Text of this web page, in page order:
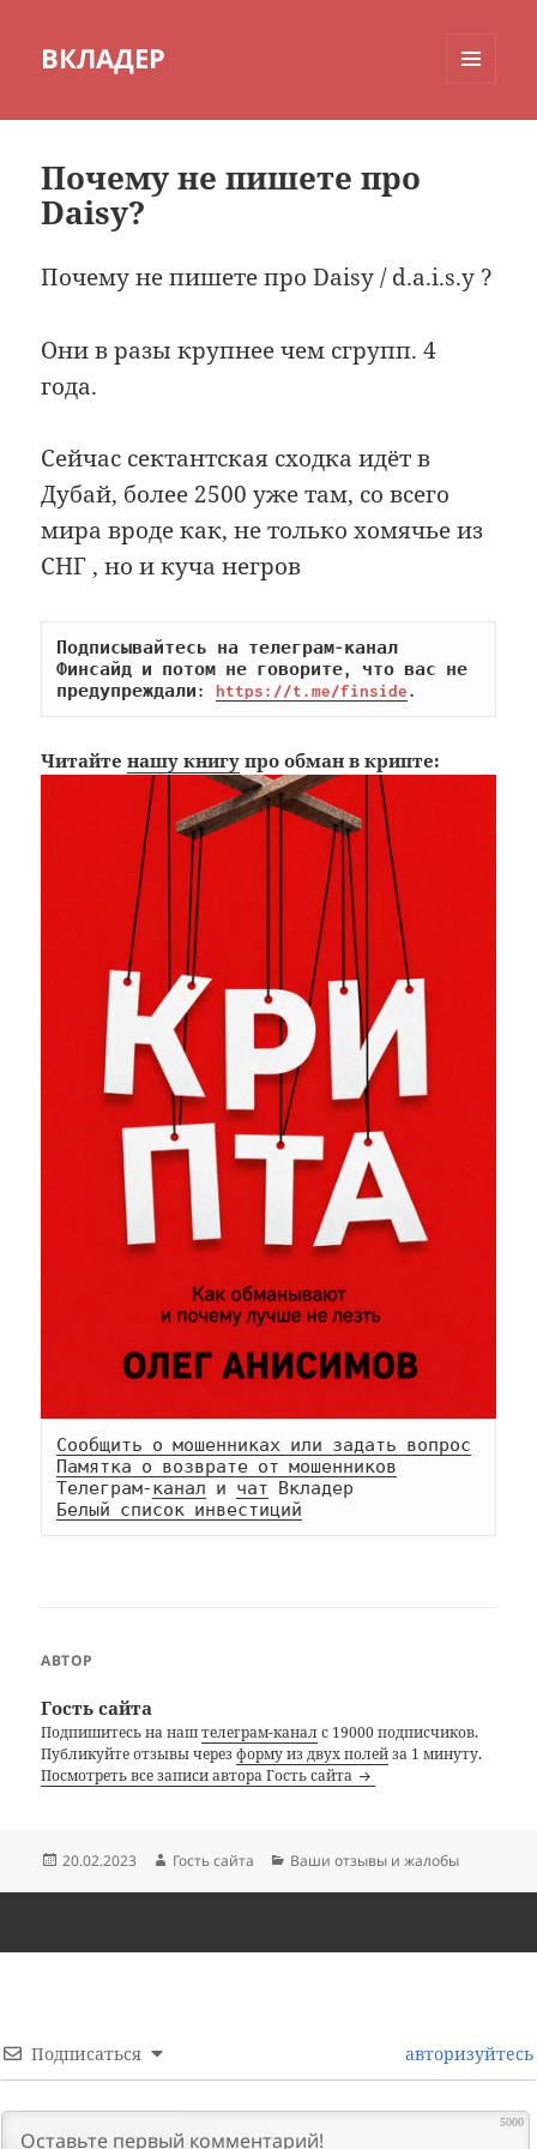
ВКЛАДЕР
Почему не пишете про
Daisy?
Почему не пишете про Daisy / d.a.i.s.y ?
Они в разы крупнее чем сгрупп. 4
года.
Сейчас сектантская сходка идёт в
Дубай, более 2500 уже там, со всего
мира вроде как, не только хомячье из
СНГ , но и куча негров
Подписывайтесь на телеграм-канал
Финсайд и потом не говорите, что вас не
предупреждали: https://t.me/finside.
Читайтенашу книгу про обман в крипте:
Сообщить о мошенниках или задать вопрос
Памятка о возврате от мошенников
Телеграм-канал и чат
Белый список инвестиций
АВТОР
Гость сайта
Подпишитесь на наштелеграм-каналс 19000 подписчиков.
Публикуйте отзывы черезформу из двух полейза 1 минуту.
Посмотреть все записи автора Гость сайта
Опубликовано
20.02.2023 Автор
Гость сайта Рубрики
Ваши отзывы и жалобы
Подписаться авторизуйтесь
5000